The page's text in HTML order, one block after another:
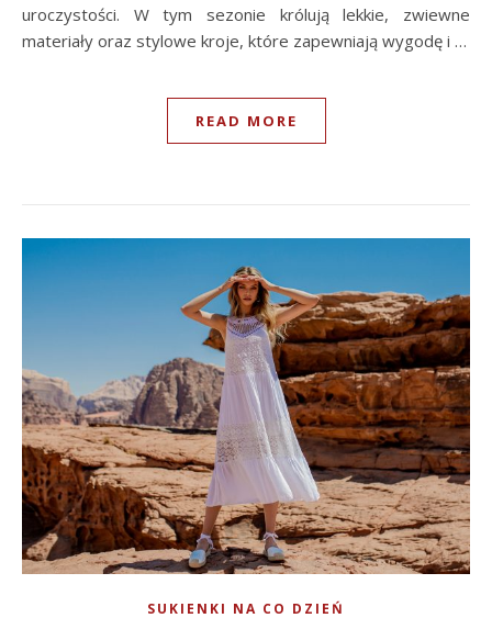
uroczystości. W tym sezonie królują lekkie, zwiewne
materiały oraz stylowe kroje, które zapewniają wygodę i …
READ MORE
SUKIENKI NA CO DZIEŃ